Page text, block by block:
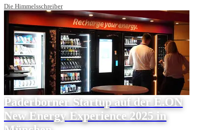
Die Himmelsschreiber
Paderborner Startup auf der E.ON
New Energy Experience 2025 in